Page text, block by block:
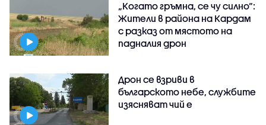
„Когато гръмна, се чу силно“:
Жители в района на Кардам
с разказ от мястото на
падналия дрон
Дрон се взриви в
българското небе, службите
изясняват чий е